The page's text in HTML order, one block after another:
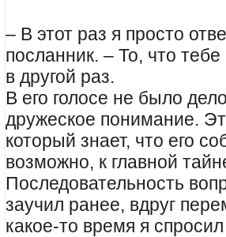
– В этот раз я просто
посланник. – То, что
в другой раз.
В его голосе не было
дружеское понимание.
который знает, что его
возможно, к главной
Последовательность
заучил ранее, вдруг
какое-то время я